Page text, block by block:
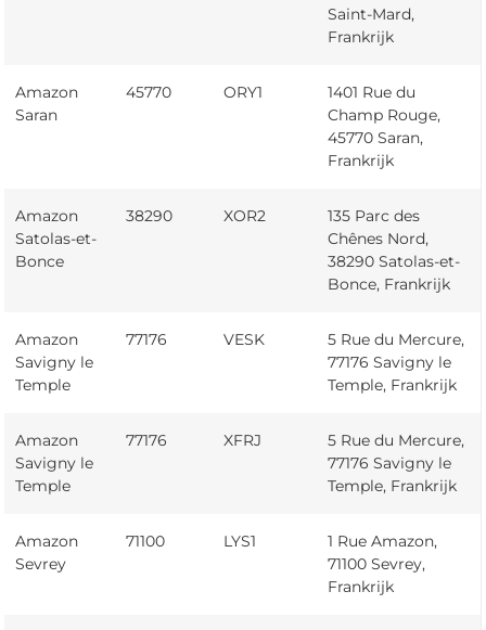
Saint-Mard,
Frankrijk
Amazon
Saran
45770 ORY1
1401 Rue du
Champ Rouge,
45770 Saran,
Frankrijk
Amazon
Satolas-et-
Bonce
38290 XOR2
135 Parc des
Chênes Nord,
38290 Satolas-et-
Bonce, Frankrijk
Amazon
Savigny le
Temple
77176 VESK
5 Rue du Mercure,
77176 Savigny le
Temple, Frankrijk
Amazon
Savigny le
Temple
77176 XFRJ
5 Rue du Mercure,
77176 Savigny le
Temple, Frankrijk
Amazon
Sevrey
71100 LYS1
1 Rue Amazon,
71100 Sevrey,
Frankrijk